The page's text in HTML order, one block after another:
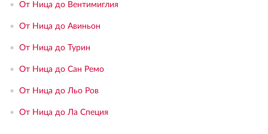
• От Ница до Вентимиглия
• От Ница до Авиньон
• От Ница до Турин
• От Ница до Сан Ремо
• От Ница до Льо Ров
• От Ница до Ла Специя